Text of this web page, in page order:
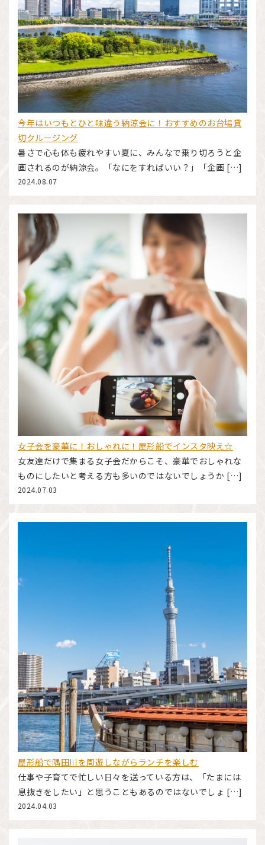
今年はいつもとひと味違う納涼会に！おすすめのお台場貸
切クルージング
暑さで心も体も疲れやすい夏に、みんなで乗り切ろうと企
画されるのが納涼会。「なにをすればいい？」「企画 […]
2024.08.07
女子会を豪華に！おしゃれに！屋形船でインスタ映え☆
女友達だけで集まる女子会だからこそ、豪華でおしゃれな
ものにしたいと考える方も多いのではないでしょうか […]
2024.07.03
屋形船で隅田川を周遊しながらランチを楽しむ
仕事や子育てで忙しい日々を送っている方は、「たまには
息抜きをしたい」と思うこともあるのではないでしょ […]
2024.04.03